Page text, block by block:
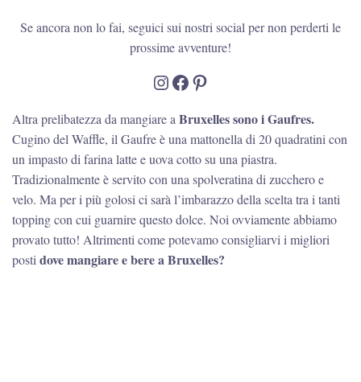
Se ancora non lo fai, seguici sui nostri social per non perderti le
prossime avventure!
Instagram
Facebook
Pinterest
Altra prelibatezza da mangiare a Bruxelles sono i Gaufres.
Cugino del Waffle, il Gaufre è una mattonella di 20 quadratini con
un impasto di farina latte e uova cotto su una piastra.
Tradizionalmente è servito con una spolveratina di zucchero e
velo. Ma per i più golosi ci sarà l’imbarazzo della scelta tra i tanti
topping con cui guarnire questo dolce. Noi ovviamente abbiamo
provato tutto! Altrimenti come potevamo consigliarvi i migliori
posti dove mangiare e bere a Bruxelles?